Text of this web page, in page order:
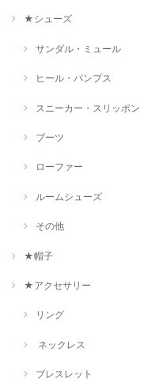
★シューズ
サンダル・ミュール
ヒール・パンプス
スニーカー・スリッポン
ブーツ
ローファー
ルームシューズ
その他
★帽子
★アクセサリー
リング
ネックレス
ブレスレット